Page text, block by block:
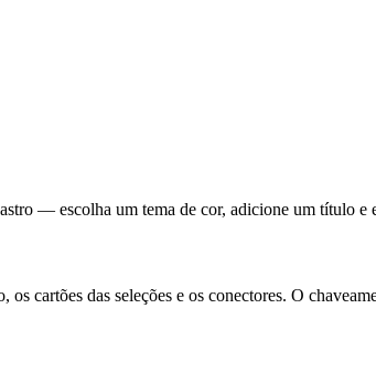
— escolha um tema de cor, adicione um título e
cartões das seleções e os conectores. O